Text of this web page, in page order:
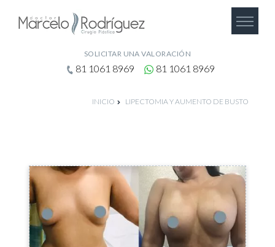
SOLICITAR UNA VALORACIÓN
81 1061 8969 81 1061 8969
INICIO LIPECTOMIA Y AUMENTO DE BUSTO